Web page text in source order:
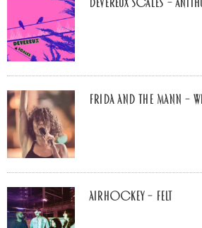
Devereux Scales –
Frida and The Mann –
airhockey – felt